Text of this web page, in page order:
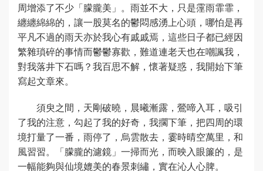
周增添了不少「朦朧美」。雨並不大，只是霪雨霏霏，
纏纏綿綿的，讓一股莫名的鬱悶感湧上心頭，哪怕是再
平凡不過的雨天亦於我心有戚戚焉，這些日子都已經因
繁雜瑣碎的事情而鬱鬱寡歡，難道連老天也在嘲諷我，
對我落井下石嗎？我百思不解，懷著疑惑，我開始下筆
寫起文章來。
須臾之間，天剛破曉，晨曦漸露，鶯啼入耳，吸引
了我的注意，勾起了我的好奇，我擱下筆，把四周的環
境打量了一番，雨停了，烏雲散去，霎時晴空萬里，和
風習習。「朦朧的濾鏡」一掃而光，而映入眼簾的，是
一幅能夠與仙境媲美的春景刺繡，實在沁人心脾。